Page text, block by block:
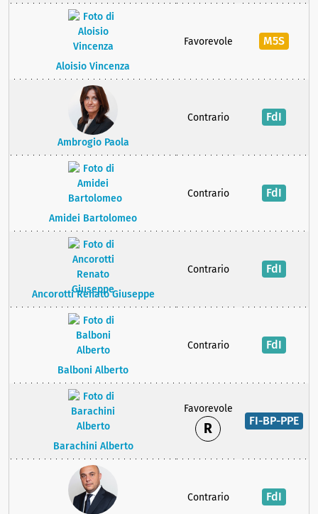
Aloisio Vincenza
Favorevole M5S
Ambrogio Paola
Contrario FdI
Amidei Bartolomeo
Contrario FdI
Ancorotti Renato Giuseppe
Contrario FdI
Balboni Alberto
Contrario FdI
Barachini Alberto
Favorevole
R FI-BP-PPE
Contrario FdI